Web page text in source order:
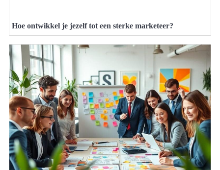
Hoe ontwikkel je jezelf tot een sterke marketeer?